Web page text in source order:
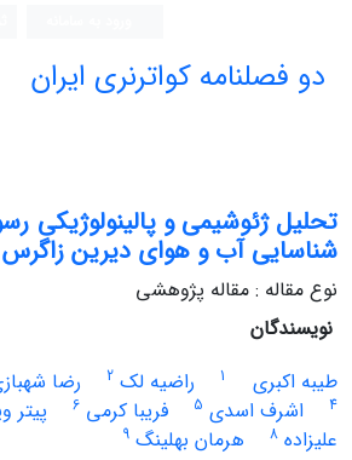
دو فصلنامه کواترنری ایران
تحلیل ژئوشیمی و پالینولوژیکی
شناسایی آب و هوای دیرین
نوع مقاله : مقاله پژوهشی
نویسندگان
طیبه اکبری
1 راضیه لک 2 رضا
4 اشرف اسدی 5 فریبا کرمی 6 پیتر
علیزاده 8 هرمان بهلینگ 9